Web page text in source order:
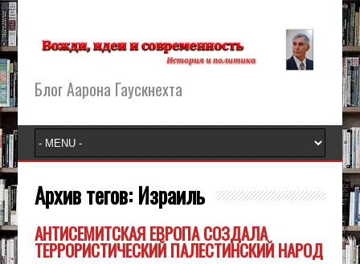
Блог Аарона Гаускнехта
Архив тегов: Израиль
АНТИСЕМИТСКАЯ ЕВРОПА СОЗДАЛА
ТЕРРОРИСТИЧЕСКИЙ ПАЛЕСТИНСКИЙ НАРОД